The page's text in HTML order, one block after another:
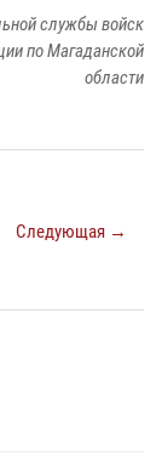
службы войск
по Магаданской
области
Следующая →